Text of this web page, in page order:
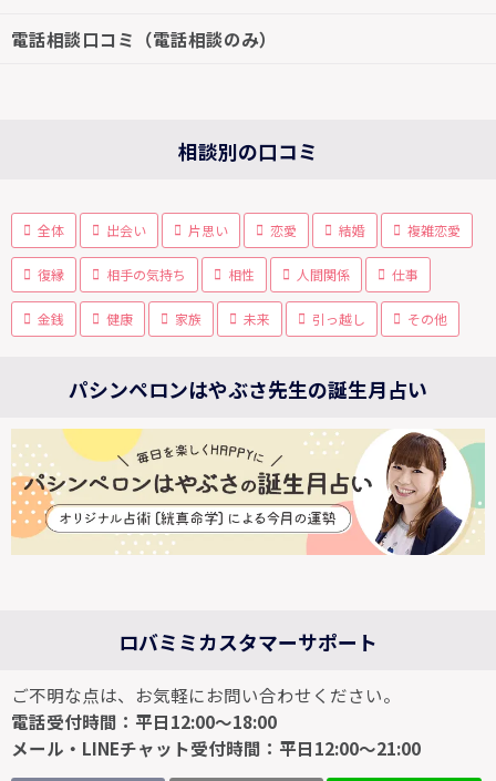
電話相談口コミ（電話相談のみ）
相談別の口コミ
全体 出会い 片思い 恋愛 結婚 複雑恋愛
復縁 相手の気持ち 相性 人間関係 仕事
金銭 健康 家族 未来 引っ越し その他
パシンペロンはやぶさ先生の誕生月占い
ロバミミカスタマーサポート
ご不明な点は、お気軽にお問い合わせください。
電話受付時間：平日12:00～18:00
メール・LINEチャット受付時間：平日12:00～21:00